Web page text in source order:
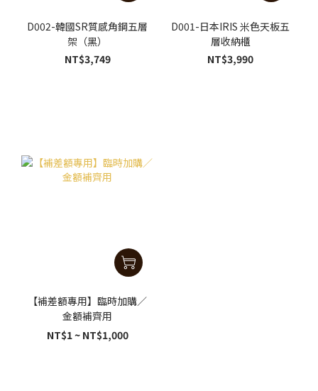
D002-韓國SR質感角鋼五層
架（黑）
NT$3,749
D001-日本IRIS 米色天板五
層收納櫃
NT$3,990
【補差額專用】臨時加購／
金額補齊用
NT$1 ~ NT$1,000